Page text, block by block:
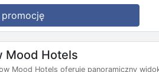
Mood Hotels
Mood Hotels oferuje panoramiczny